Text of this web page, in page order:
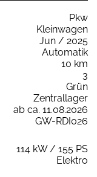
Pkw
Kleinwagen
Jun / 2025
Automatik
10 km
3
Grün
Zentrallager
ab ca. 11.08.2026
GW-RDI026
114 kW / 155 PS
Elektro